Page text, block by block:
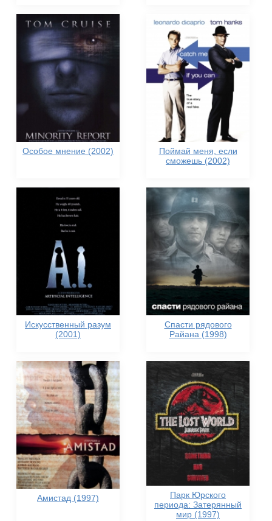
Особое мнение (2002)
Поймай меня, если
сможешь (2002)
Искусственный разум
(2001)
Спасти рядового
Райана (1998)
Амистад (1997)
Парк Юрского
периода: Затерянный
мир (1997)